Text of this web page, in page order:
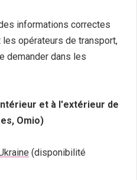
informations correctes
opérateurs de transport,
demander dans les
et à l'extérieur de
Omio)
(disponibilité